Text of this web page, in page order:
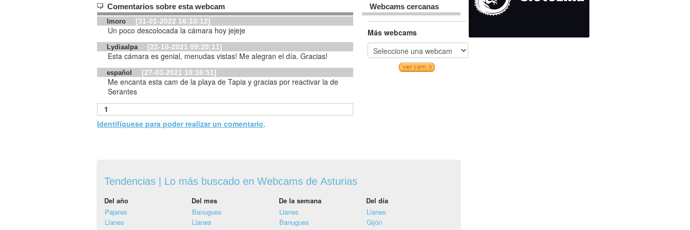
Comentarios sobre esta webcam
lmoro [31-01-2022 16:10:12]
Un poco descolocada la cámara hoy jejeje
Lydiaalpa [22-10-2021 09:20:11]
Esta cámara es genial, menudas vistas! Me alegran el día. Gracias!
español [27-03-2021 10:16:51]
Me encanta esta cam de la playa de Tapia y gracias por reactivar la de
Serantes
1
Identifíquese para poder realizar un comentario.
Webcams cercanas
Más webcams
Tendencias | Lo más buscado en Webcams de Asturias
Del año Del mes De la semana
Del día
Pajares
Llanes
Banugues
Llanes
Llanes
Banugues
Llanes
Gijón